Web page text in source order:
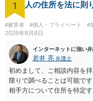
1 人の住所を法に則
#被害者 #個人・プライベート #
2026年8月8日
インターネットに強い
若井 亮 弁護士
初めまして、ご相談内容を
限りで調べることは可能で
相手方について住所を特定す